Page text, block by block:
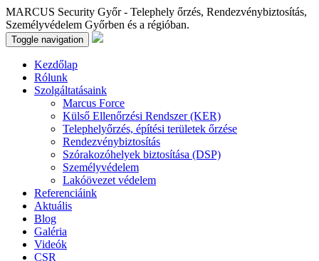
MARCUS Security Győr - Telephely őrzés, Rendezvénybiztosítás,
Személyvédelem Győrben és a régióban.
Toggle navigation
Kezdőlap
Rólunk
Szolgáltatásaink
Marcus Force
Külső Ellenőrzési Rendszer (KER)
Telephelyőrzés, építési területek őrzése
Rendezvénybiztosítás
Szórakozóhelyek biztosítása (DSP)
Személyvédelem
Lakóövezet védelem
Referenciáink
Aktuális
Blog
Galéria
Videók
CSR